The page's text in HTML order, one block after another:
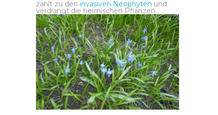
zählt zu den invasiven Neophyten und
verdrängt die heimischen Pflanzen.